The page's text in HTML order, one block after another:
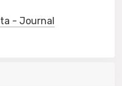
- Journal